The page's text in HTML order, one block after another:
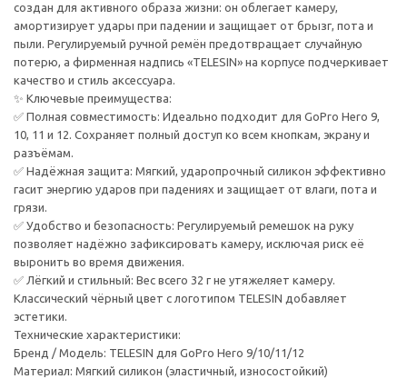
создан для активного образа жизни: он облегает камеру,
амортизирует удары при падении и защищает от брызг, пота и
пыли. Регулируемый ручной ремён предотвращает случайную
потерю, а фирменная надпись «TELESIN» на корпусе подчеркивает
качество и стиль аксессуара.
✨ Ключевые преимущества:
✅ Полная совместимость: Идеально подходит для GoPro Hero 9,
10, 11 и 12. Сохраняет полный доступ ко всем кнопкам, экрану и
разъёмам.
✅ Надёжная защита: Мягкий, ударопрочный силикон эффективно
гасит энергию ударов при падениях и защищает от влаги, пота и
грязи.
✅ Удобство и безопасность: Регулируемый ремешок на руку
позволяет надёжно зафиксировать камеру, исключая риск её
выронить во время движения.
✅ Лёгкий и стильный: Вес всего 32 г не утяжеляет камеру.
Классический чёрный цвет с логотипом TELESIN добавляет
эстетики.
Технические характеристики:
Бренд / Модель: TELESIN для GoPro Hero 9/10/11/12
Материал: Мягкий силикон (эластичный, износостойкий)